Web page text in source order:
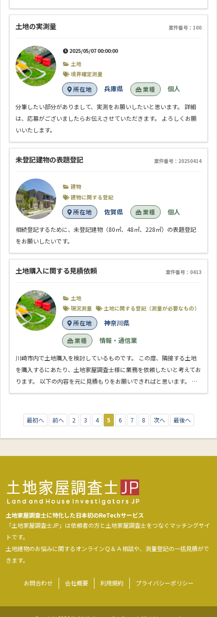
土地の実測量 案件番号：100
2025/05/07 00:00:00
土地
境界確定測量
所在地 兵庫県 業種 個人
分筆したい部分がありまして、実測をお願いしたいと思います。 詳細
は、応募がございましたらお伝えさせていただきます。 よろしくお願
いいたします。
未登記建物の表題登記 案件番号：20250414
建物
建物に関する登記
所在地 佐賀県 業種 個人
相続登記するために、未登記建物（80㎡、48㎡、228㎡）の表題登記
をお願いしたいです。
土地購入に関する見積依頼 案件番号：0413
土地
現況測量
土地に関する登記（測量が必要なもの）
所在地 神奈川県
業種 情報・通信業
川崎市内で土地購入を検討しているものです。 この度、隣接する土地
を購入するにあたり、土地家屋調査士様に業務を依頼したいと考えてお
ります。 以下の内容を元に見積もりをお願いできればと思います。 …
最初へ 前へ 2 3 4 5 6 7 8 次へ 最後へ
土地家屋調査士に特化した日本初のReTechサービス
「土地家屋調査士JP」は依頼者の方と土地家屋調査士をつなぐマッチングサイ
トです。
土地建物のお悩みに関するオンラインＱ＆Ａ相談や、測量登記の一括見積がで
きます。
お問合わせ 会社概要 利用規約 プライバシーポリシー